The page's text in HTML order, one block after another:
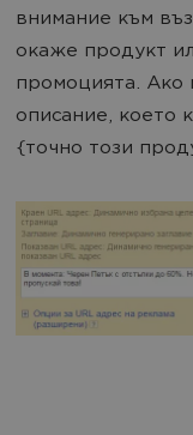
внимание към
окаже продукт
промоцията.
описание, което
{точно този